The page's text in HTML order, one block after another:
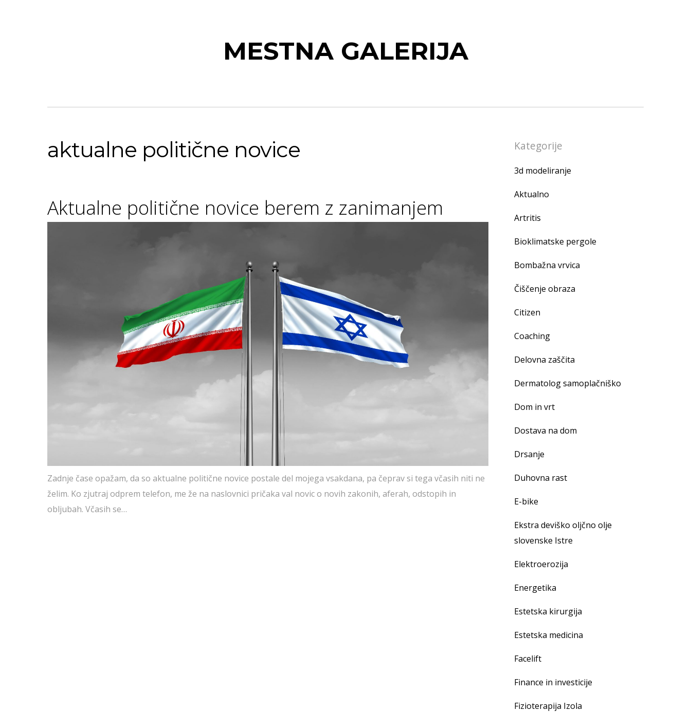
MESTNA GALERIJA
aktualne politične novice
Aktualne politične novice berem z zanimanjem
Zadnje čase opažam, da so aktualne politične novice postale del mojega vsakdana, pa čeprav si tega včasih niti ne
želim. Ko zjutraj odprem telefon, me že na naslovnici pričaka val novic o novih zakonih, aferah, odstopih in
obljubah. Včasih se…
Kategorije
3d modeliranje
Aktualno
Artritis
Bioklimatske pergole
Bombažna vrvica
Čiščenje obraza
Citizen
Coaching
Delovna zaščita
Dermatolog samoplačniško
Dom in vrt
Dostava na dom
Drsanje
Duhovna rast
E-bike
Ekstra deviško oljčno olje
slovenske Istre
Elektroerozija
Energetika
Estetska kirurgija
Estetska medicina
Facelift
Finance in investicije
Fizioterapija Izola